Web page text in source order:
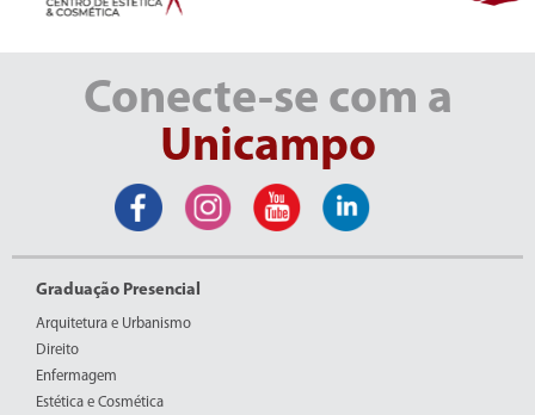
Conecte-se com a
Unicampo
Graduação Presencial
Arquitetura e Urbanismo
Direito
Enfermagem
Estética e Cosmética